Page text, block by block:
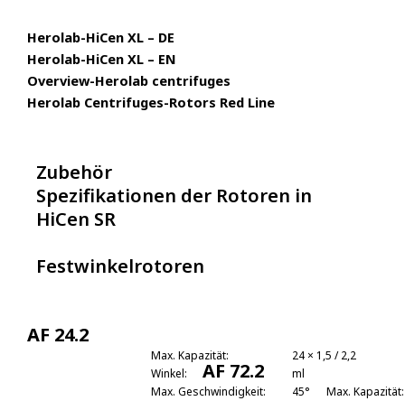
Herolab-HiCen XL – DE
Herolab-HiCen XL – EN
Overview-Herolab centrifuges
Herolab Centrifuges-Rotors Red Line
Zubehör
Spezifikationen der Rotoren in
HiCen SR
Festwinkelrotoren
AF 24.2
Max. Kapazität:
Winkel:
Max. Geschwindigkeit:
24 × 1,5 / 2,2
ml
45°
AF 72.2
Max. Kapazität: